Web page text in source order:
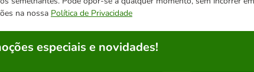
na nossa Política de Privacidade
especiais e novidades!